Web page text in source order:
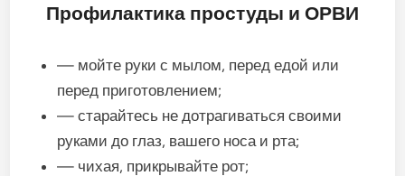
Профилактика простуды и ОРВИ
— мойте руки с мылом, перед едой или
перед приготовлением;
— старайтесь не дотрагиваться своими
руками до глаз, вашего носа и рта;
— чихая, прикрывайте рот;